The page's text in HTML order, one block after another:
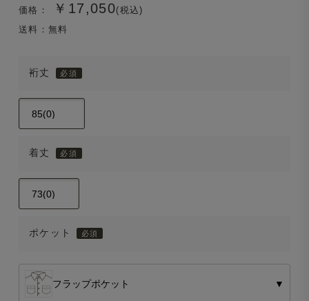
価格： ￥17,050(税込)
送料：無料
裄丈
着丈
ポケット
フラップポケット ▼